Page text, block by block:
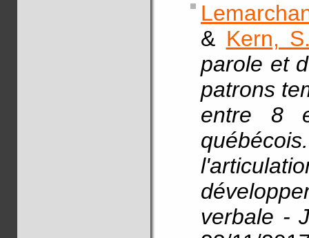
& Kern,
parole et
patrons
entre 8
québécois.
verbale -